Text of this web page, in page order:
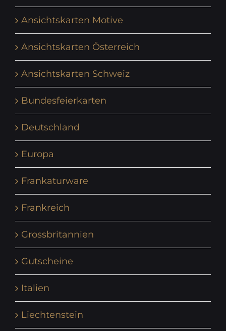
Ansichtskarten Motive
Ansichtskarten Österreich
Ansichtskarten Schweiz
Bundesfeierkarten
Deutschland
Europa
Frankaturware
Frankreich
Grossbritannien
Gutscheine
Italien
Liechtenstein